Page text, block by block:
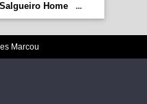
Salgueiro Home ...
Marcou